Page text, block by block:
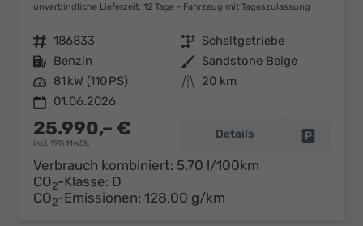
unverbindliche Lieferzeit: 12 Tage Fahrzeug mit Tageszulassung
Fahrzeugnr. 186833 Getriebe Schaltgetriebe
Kraftstoff Benzin Außenfarbe Sandstone Beige
Leistung 81 kW (110 PS) Kilometerstand
20 km
01.06.2026
25.990,– €
incl. 19% MwSt.
Details
Verbrauch kombiniert: 5,70 l/100km
CO2-Klasse: D
CO2-Emissionen: 128,00 g/km